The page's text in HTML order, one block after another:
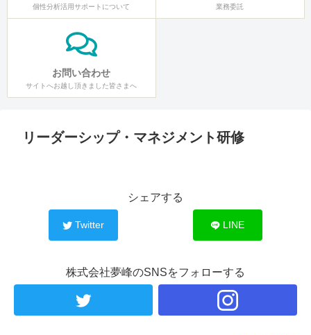
個性分析活用サポートについて 業務委託
お問い合わせ
サイトへお越し頂きました皆さまへ
リーダーシップ・マネジメント研修
シェアする
Twitter LINE
株式会社夢峰のSNSをフォローする